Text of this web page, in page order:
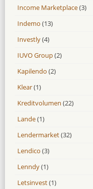
Income Marketplace(3)
Indemo (13)
Investly(4)
IUVO Group(2)
Kapilendo (2)
Klear(1)
Kreditvolumen (22)
Lande(1)
Lendermarket(32)
Lendico (3)
Lenndy(1)
Letsinvest(1)